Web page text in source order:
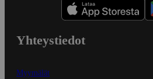
Yhteystiedot
Myymälät